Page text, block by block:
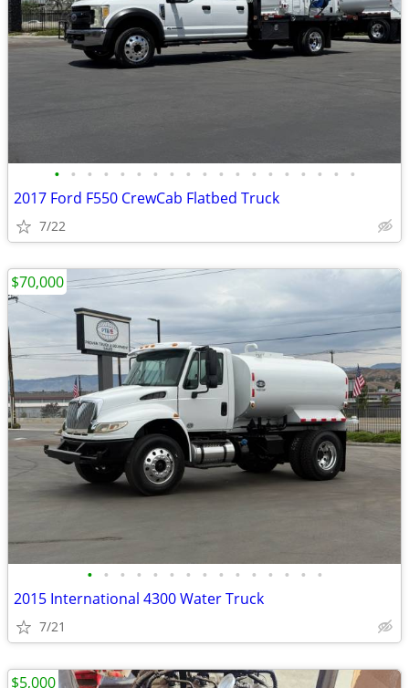
• • • • • • • • • • • • • • • • • • •
2017 Ford F550 CrewCab Flatbed Truck
7/22
• • • • • • • • • • • • • • •
2015 International 4300 Water Truck
7/21
$70,000
$5,000